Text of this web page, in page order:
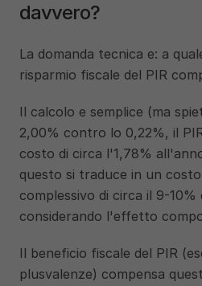
davvero?
La domanda tecnica e: a
risparmio fiscale del PIR
Il calcolo e semplice (ma
2,00% contro lo 0,22%, il
costo di circa l'1,78%
questo si traduce in un
complessivo di circa il 9-10%
considerando l'effetto
Il beneficio fiscale del PIR
plusvalenze) compensa